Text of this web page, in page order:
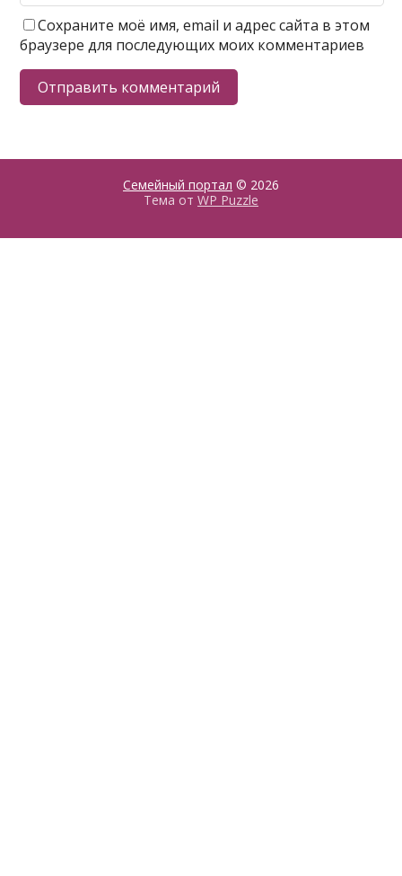
Сохраните моё имя, email и адрес сайта в этом
браузере для последующих моих комментариев
Семейный портал © 2026
Тема от WP Puzzle